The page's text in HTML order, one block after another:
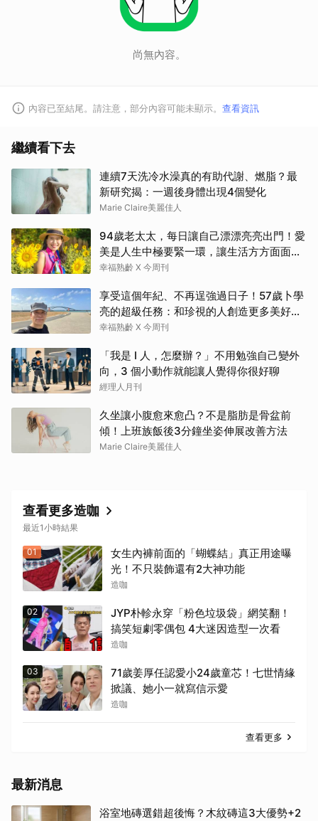
尚無內容。
內容已至結尾。請注意，部分內容可能未顯示。 查看資訊
繼續看下去
連續7天洗冷水澡真的有助代謝、燃脂？最
新研究揭：一週後身體出現4個變化
Marie Claire美麗佳人
94歲老太太，每日讓自己漂漂亮亮出門！愛
美是人生中極要緊一環，讓生活方方面面，
更加豐富有樂趣
幸福熟齡 X 今周刊
享受這個年紀、不再逞強過日子！57歲卜學
亮的超級任務：和珍視的人創造更多美好記
憶
幸福熟齡 X 今周刊
「我是 I 人，怎麼辦？」不用勉強自己變外
向，3 個小動作就能讓人覺得你很好聊
經理人月刊
久坐讓小腹愈來愈凸？不是脂肪是骨盆前
傾！上班族飯後3分鐘坐姿伸展改善方法
Marie Claire美麗佳人
查看更多造咖
最近1小時結果
01
女生內褲前面的「蝴蝶結」真正用途曝
光！不只裝飾還有2大神功能
造咖
02
JYP朴軫永穿「粉色垃圾袋」網笑翻！
搞笑短劇零偶包 4大迷因造型一次看
造咖
03
71歲姜厚任認愛小24歲童芯！七世情緣
掀議、她小一就寫信示愛
造咖
查看更多
最新消息
浴室地磚選錯超後悔？木紋磚這3大優勢+2